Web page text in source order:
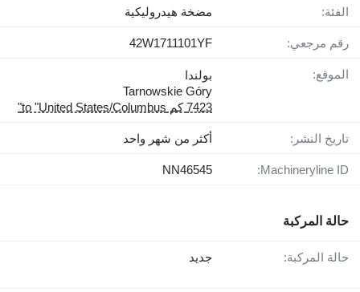
الفئة: مضخة هيدروليكية
رقم مرجعي: 42W1711101YF
الموقع:
بولندا
Tarnowskie Góry
7423 كم to "United States/Columbus"
تاريخ النشر: أكثر من شهر واحد
Machineryline ID:
NN46545
حالة المركبة
حالة المركبة: جديد